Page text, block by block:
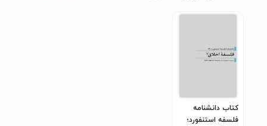
کتاب دانشنامه
فلسفه استنفورد؛